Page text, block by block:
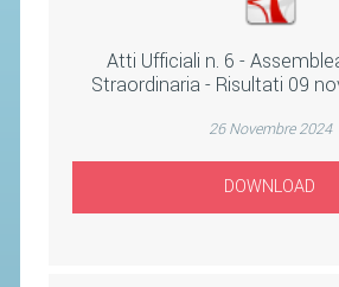
Atti Ufficiali n. 6 -
Straordinaria - Risultati 09
26 Novembre 2024
DOWNLOAD
GIUSTIZIA
REGOLAMENTI
ORGANI DI